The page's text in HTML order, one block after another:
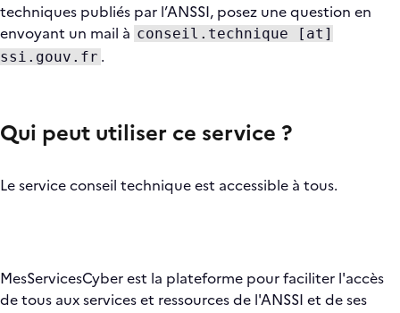
techniques publiés par l’ANSSI, posez une question en
envoyant un mail à conseil.technique [at]
ssi.gouv.fr .
Qui peut utiliser ce service ?
Le service conseil technique est accessible à tous.
MesServicesCyber est la plateforme pour faciliter l'accès
de tous aux services et ressources de l'ANSSI et de ses